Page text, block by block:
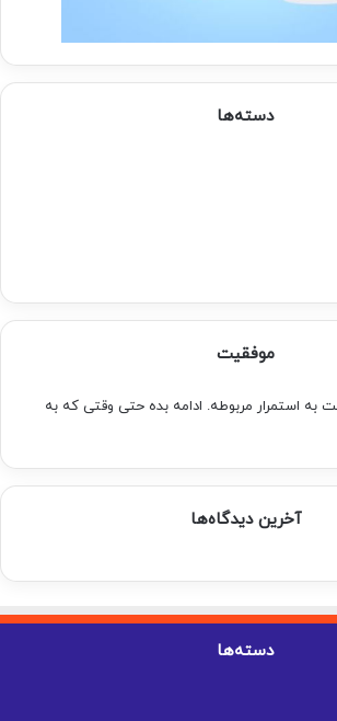
دسته‌ها
موفقیت
استمرار مربوطه. ادامه بده حتی وقتی که به
آخرین دیدگاه‌ها
دسته‌ها